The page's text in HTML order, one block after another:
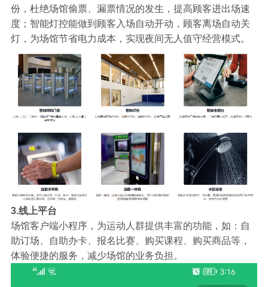
份，杜绝场馆偷票、漏票情况的发生，提高顾客进出场速
度；智能灯控能做到顾客入场自动开动，顾客离场自动关
灯，为场馆节省电力成本，实现夜间无人值守经营模式。
3.线上平台
场馆客户端小程序，为运动人群提供丰富的功能，如：自
助订场、自助办卡、报名比赛、购买课程、购买商品等，
体验便捷的服务，减少场馆的业务负担。